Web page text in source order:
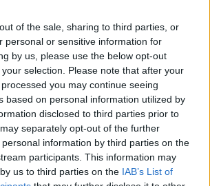
of the sale, sharing to third parties, or
personal or sensitive information for
by us, please use the below opt-out
selection. Please note that after your
you may continue seeing
based on personal information utilized by
disclosed to third parties prior to
separately opt-out of the further
information by third parties on the
participants. This information may
us to third parties on the IAB’s List of
το «Mega
2023